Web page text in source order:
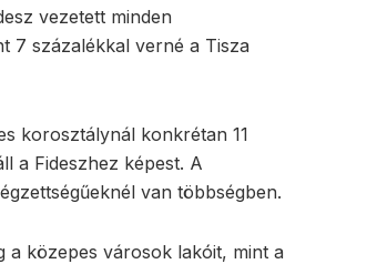
vezetett minden
7 százalékkal verné a Tisza
korosztálynál konkrétan 11
a Fideszhez képest. A
van többségben.
a közepes városok lakóit, mint a